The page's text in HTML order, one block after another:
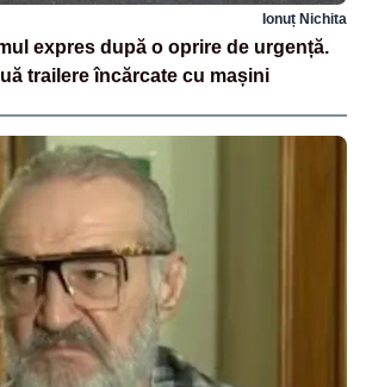
Ionuț Nichita
expres după o oprire de urgență.
trailere încărcate cu mașini